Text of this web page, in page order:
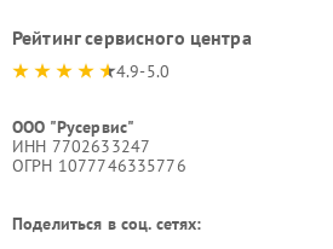
Рейтинг сервисного центра
4.9-5.0
ООО "Русервис"
ИНН 7702633247
ОГРН 1077746335776
Поделиться в соц. сетях: